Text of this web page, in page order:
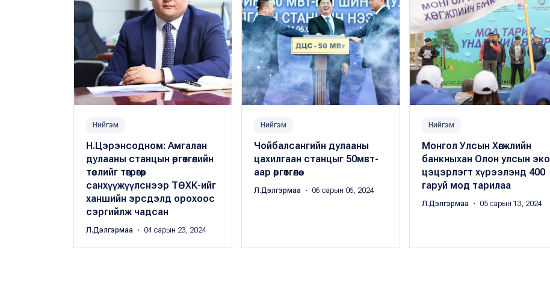
Нийгэм
Н.Цэрэнсодном: Амгалан
дулааны станцын өргөтгөлийн
төслийг төгрөгөөр
санхүүжүүлснээр ТӨХК-ийг
ханшийн эрсдэлд орохоос
сэргийлж чадсан
Л.Дэлгэрмаа ・ 04 сарын 23, 2024
Нийгэм
Чойбалсангийн дулааны
цахилгаан станцыг 50мвт-
аар өргөтгөлөө
Л.Дэлгэрмаа ・ 06 сарын 06, 2024
Нийгэм
Монгол Улсын Хөгжлийн
банкныхан Олон улсын эко
цэцэрлэгт хүрээлэнд 400
гаруй мод тарилаа
Л.Дэлгэрмаа ・ 05 сарын 13, 2024